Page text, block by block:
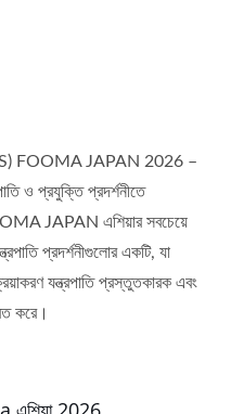
FOOMA JAPAN 2026 –
ও প্রযুক্তি প্রদর্শনীতে
JAPAN এশিয়ার সবচেয়ে
প্রদর্শনীগুলোর একটি, যা
যন্ত্রপাতি প্রস্তুতকারক এবং
করে।